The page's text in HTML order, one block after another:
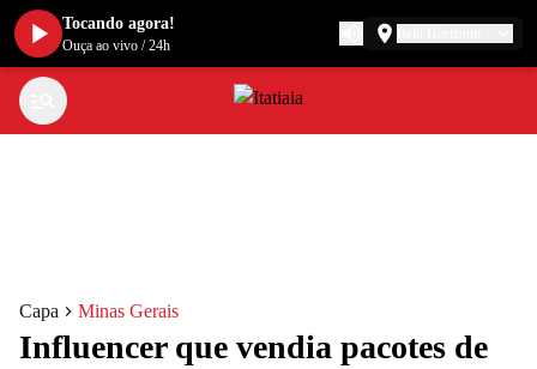
Capa Minas Gerais
Influencer que vendia pacotes de
Tocando agora!
Ouça ao vivo /24h